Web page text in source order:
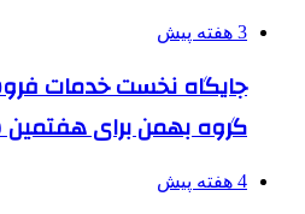
3 هفته پیش
جایگاه نخست خدمات
گروه بهمن برای
4 هفته پیش